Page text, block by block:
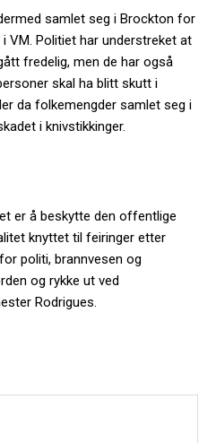
samlet seg i Brockton for
VM. Politiet har understreket at
fredelig, men de har også
skal ha blitt skutt i
da folkemengder samlet seg i
i knivstikkinger.
er å beskytte den offentlige
knyttet til feiringer etter
politi, brannvesen og
og rykke ut ved
Rodrigues.